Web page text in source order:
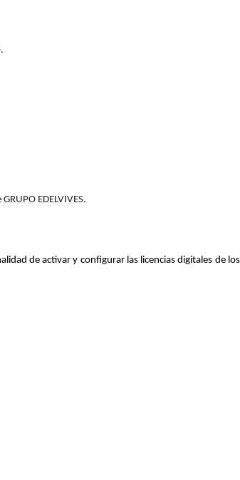
EDELVIVES.
de activar y configurar las licencias digitales de los